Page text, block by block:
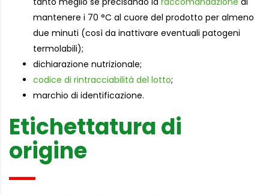
mantenere i 70 °C al cuore del prodotto per almeno
due minuti (così da inattivare eventuali patogeni
termolabili);
dichiarazione nutrizionale;
codice di rintracciabilità del lotto;
marchio di identificazione.
Etichettatura di
origine